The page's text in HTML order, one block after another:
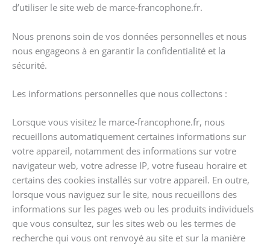
d’utiliser le site web de marce-francophone.fr.
Nous prenons soin de vos données personnelles et nous
nous engageons à en garantir la confidentialité et la
sécurité.
Les informations personnelles que nous collectons :
Lorsque vous visitez le marce-francophone.fr, nous
recueillons automatiquement certaines informations sur
votre appareil, notamment des informations sur votre
navigateur web, votre adresse IP, votre fuseau horaire et
certains des cookies installés sur votre appareil. En outre,
lorsque vous naviguez sur le site, nous recueillons des
informations sur les pages web ou les produits individuels
que vous consultez, sur les sites web ou les termes de
recherche qui vous ont renvoyé au site et sur la manière